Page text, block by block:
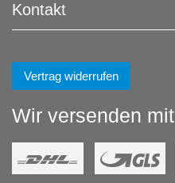
Kontakt
Vertrag widerrufen
Wir versenden mit